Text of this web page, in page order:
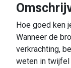
Hoe goed ken
Wanneer de
verkrachting,
weten in